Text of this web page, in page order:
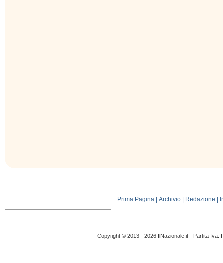
Prima Pagina |Archivio Redazione
Copyright © 2013 - 2026 IlNazionale.it - Partita Iva: